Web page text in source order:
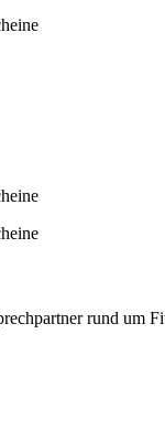
rund um